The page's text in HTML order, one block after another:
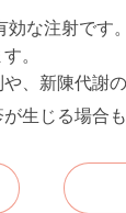
な注射で
。
、新陳代謝
生じる場合も